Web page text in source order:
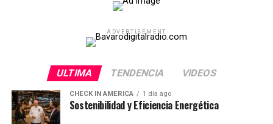
ADVERTISEMENT
ULTIMA TENDENCIA VIDEOS
CHECK IN AMERICA 1 día ago
Sostenibilidad y Eficiencia Energética